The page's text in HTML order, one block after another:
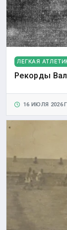
ЛЕГКАЯ
Рекорды
16 ИЮЛЯ 2026